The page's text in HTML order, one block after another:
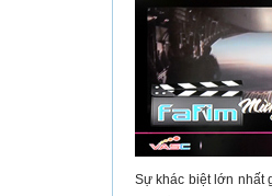
Sự khác biệt lớn nhất